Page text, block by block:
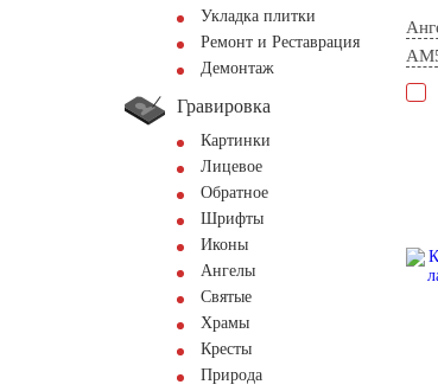
Укладка плитки
Ремонт и Реставрация
Демонтаж
Гравировка
Картинки
Лицевое
Обратное
Шрифты
Иконы
Ангелы
Святые
Храмы
Кресты
Природа